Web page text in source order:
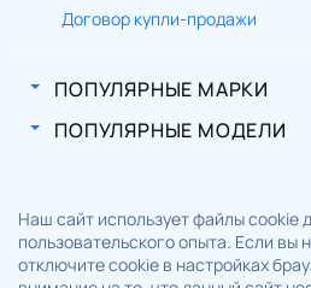
Договор купли-продажи
ПОПУЛЯРНЫЕ МАРКИ
ПОПУЛЯРНЫЕ МОДЕЛИ
Наш сайт использует файлы cookie
пользовательского опыта. Если вы
отключите cookie в настройках